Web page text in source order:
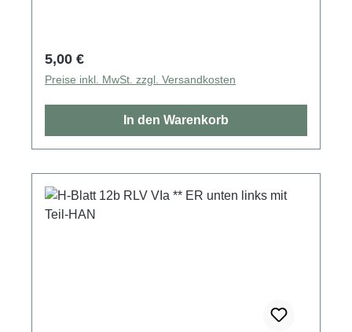
Regulärer Preis:
5,00 €
Preise inkl. MwSt. zzgl. Versandkosten
In den Warenkorb